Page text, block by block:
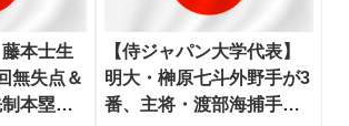
藤本士生
無失点＆
本塁打
【侍ジャパン大学代表】
明大・榊原七斗外野手が3
番、主将・渡部海捕手が4